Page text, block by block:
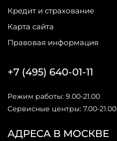
Кредит и страхование
Карта сайта
Правовая информация
АДРЕСА В МОСКВЕ
+7 (495) 640-01-11
Режим работы: 9.00-21.00
Сервисные центры: 7.00-21.00